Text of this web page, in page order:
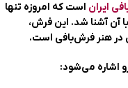
ایران است که امروزه تنها
آن آشنا شد. این فرش،
در هنر فرش‌بافی است.
اشاره می‌شود: